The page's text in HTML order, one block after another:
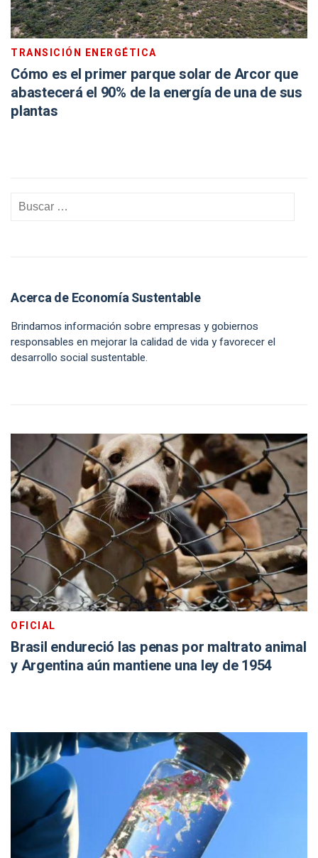
TRANSICIÓN ENERGÉTICA
Cómo es el primer parque solar de Arcor que
abastecerá el 90% de la energía de una de sus
plantas
Acerca de Economía Sustentable
Brindamos información sobre empresas y gobiernos
responsables en mejorar la calidad de vida y favorecer el
desarrollo social sustentable.
OFICIAL
Brasil endureció las penas por maltrato animal
y Argentina aún mantiene una ley de 1954